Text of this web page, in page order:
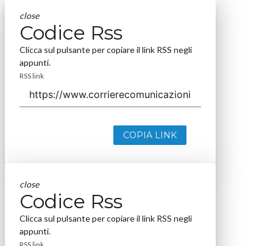
close
Codice Rss
Clicca sul pulsante per copiare il link RSS negli
appunti.
RSS link
COPIA LINK
close
Codice Rss
Clicca sul pulsante per copiare il link RSS negli
appunti.